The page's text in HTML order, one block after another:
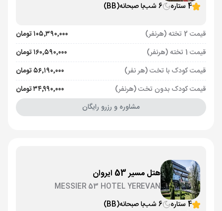
4 ستاره
6 شب با صبحانه(BB)
قیمت 2 تخته (هرنفر)
۱۰۵٬۳۹۰٬۰۰۰ تومان
قیمت 1 تخته (هرنفر)
۱۶۰٬۵۹۰٬۰۰۰ تومان
قیمت کودک با تخت (هر نفر)
۵۶٬۱۹۰٬۰۰۰ تومان
قیمت کودک بدون تخت (هرنفر)
۳۴٬۹۹۰٬۰۰۰ تومان
مشاوره و رزرو رایگان
هتل مسیر 53 ایروان
MESSIER 53 HOTEL YEREVAN
4 ستاره
6 شب با صبحانه(BB)